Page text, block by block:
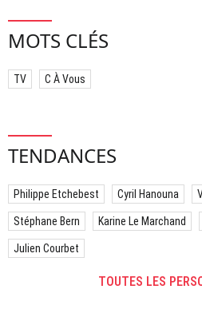
MOTS CLÉS
TV C À Vous
TENDANCES
Philippe Etchebest Cyril Hanouna
Stéphane Bern Karine Le Marchand
Julien Courbet
TOUTES LES